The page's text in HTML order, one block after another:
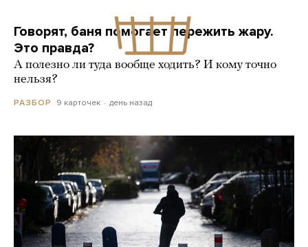
Говорят, баня помогает пережить жару.
Это правда?
А полезно ли туда вообще ходить? И кому точно
нельзя?
РАЗБОР 9 карточек день назад